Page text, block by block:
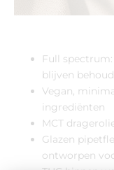
Full
blijven
Vegan,
ingrediënten
MCT
Glazen
ontworpen